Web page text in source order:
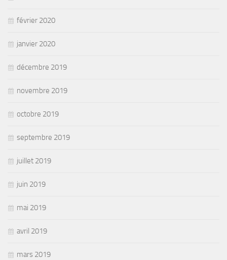
février 2020
janvier 2020
décembre 2019
novembre 2019
octobre 2019
septembre 2019
juillet 2019
juin 2019
mai 2019
avril 2019
mars 2019